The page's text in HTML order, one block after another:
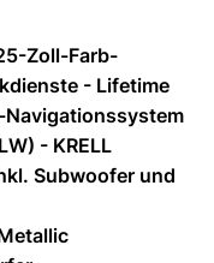
Zoll-Farb-
- Lifetime
Navigationssystem
- KRELL
Subwoofer und